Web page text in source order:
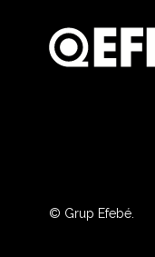
© Grup Efebé.